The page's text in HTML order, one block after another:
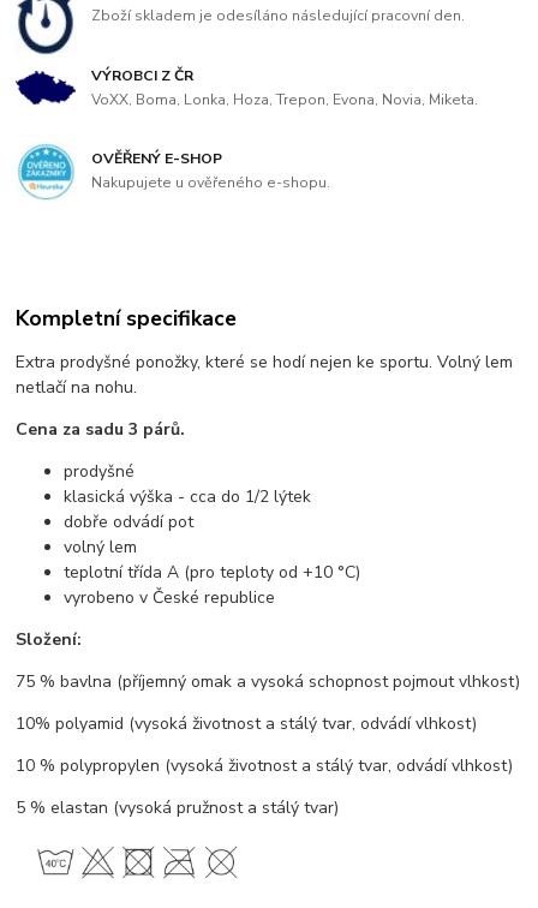
Zboží skladem je odesíláno následující pracovní den.
VÝROBCI Z ČR
VoXX, Boma, Lonka, Hoza, Trepon, Evona, Novia, Miketa.
OVĚŘENÝ E-SHOP
Nakupujete u ověřeného e-shopu.
Kompletní specifikace
Extra prodyšné ponožky, které se hodí nejen ke sportu. Volný lem
netlačí na nohu.
Cena za sadu 3 párů.
prodyšné
klasická výška - cca do 1/2 lýtek
dobře odvádí pot
volný lem
teplotní třída A (pro teploty od +10 °C)
vyrobeno v České republice
Složení:
75 % bavlna (příjemný omak a vysoká schopnost pojmout vlhkost)
10% polyamid (vysoká životnost a stálý tvar, odvádí vlhkost)
10 % polypropylen (vysoká životnost a stálý tvar, odvádí vlhkost)
5 % elastan (vysoká pružnost a stálý tvar)